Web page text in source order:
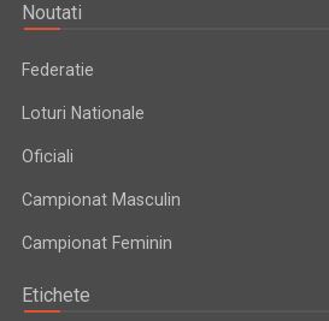
Noutati
Federatie
Loturi Nationale
Oficiali
Campionat Masculin
Campionat Feminin
Etichete